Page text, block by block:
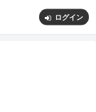
ログイン